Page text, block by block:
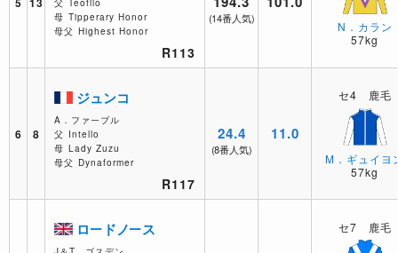
母 Tipperary Honor
母父 Highest Honor
R113
(14番人気)
N．カラン
57kg
6 8
ジュンコ
A．ファーブル
父 Intello
母 Lady Zuzu
母父 Dynaformer
R117
24.4
(8番人気)
11.0
セ4 鹿毛
M．ギュイヨ
57kg
ロードノース セ7 鹿毛